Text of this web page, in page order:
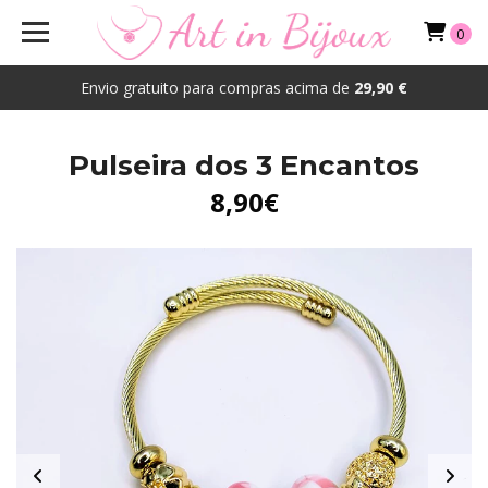
Envio gratuito para compras acima de 29,90 €
0
Pulseira dos 3 Encantos
8,90€